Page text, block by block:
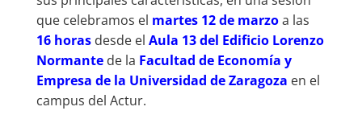
que celebramos el martes 12 de marzoa las
16 horasdesde el Aula 13 del Edificio Lorenzo
Normante de la Facultad de Economía y
Empresa de la Universidad de Zaragoza en el
campus del Actur.